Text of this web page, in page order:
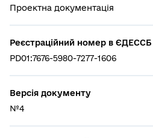
Проектна документація
Реєстраційний номер в ЄДЕССБ
PD01:7676-5980-7277-1606
Версія документу
№4